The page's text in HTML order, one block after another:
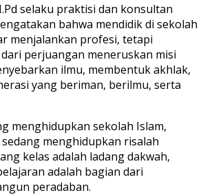
selaku praktisi dan konsultan
bahwa mendidik di sekolah
menjalankan profesi, tetapi
perjuangan meneruskan misi
ilmu, membentuk akhlak,
yang beriman, berilmu, serta
menghidupkan sekolah Islam,
menghidupkan risalah
kelas adalah ladang dakwah,
adalah bagian dari
peradaban.